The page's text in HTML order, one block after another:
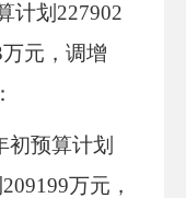
计划 227902
元，调增
初预算计划
万元，